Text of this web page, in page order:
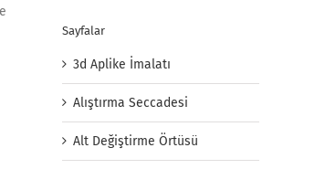
Sayfalar
3d Aplike İmalatı
Alıştırma Seccadesi
Alt Değiştirme Örtüsü